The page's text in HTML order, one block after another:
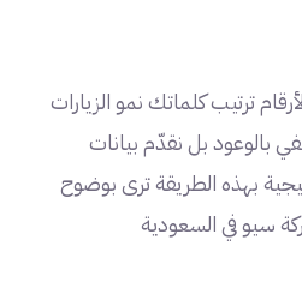
ترتيب كلماتك نمو الزيارات
بالوعود بل نقدّم بيانات
بهذه الطريقة ترى بوضوح
سيو في السعودية